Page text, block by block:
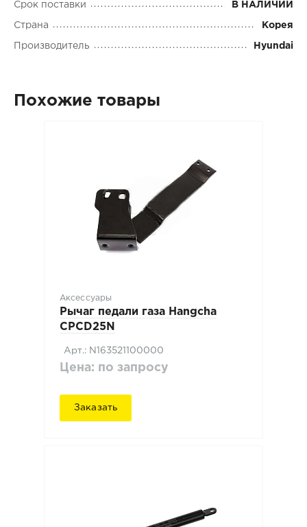
Срок поставки В НАЛИЧИИ
Страна Корея
Производитель Hyundai
Похожие товары
Аксессуары
Рычаг педали газа Hangcha
CPCD25N
Арт.: N163521100000
Цена: по запросу
Заказать